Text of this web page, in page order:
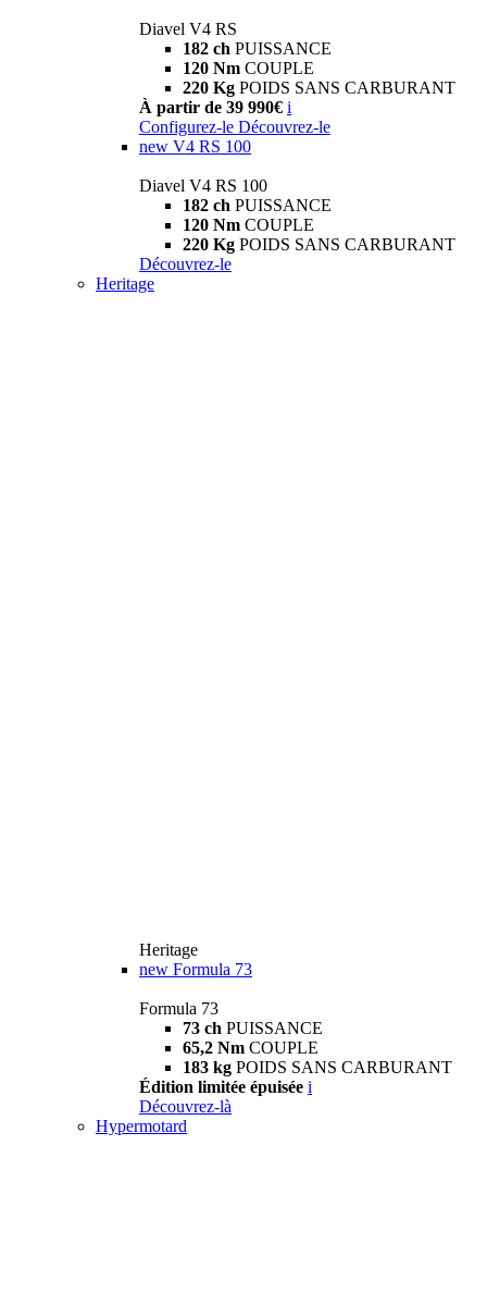
Diavel V4 RS
182 ch PUISSANCE
120 Nm COUPLE
220 Kg POIDS SANS CARBURANT
À partir de 39 990€ i
Configurez-le Découvrez-le
new V4 RS 100
Diavel V4 RS 100
182 ch PUISSANCE
120 Nm COUPLE
220 Kg POIDS SANS CARBURANT
Découvrez-le
Heritage
Heritage
new Formula 73
Formula 73
73 ch PUISSANCE
65,2 Nm COUPLE
183 kg POIDS SANS CARBURANT
Édition limitée épuisée i
Découvrez-là
Hypermotard